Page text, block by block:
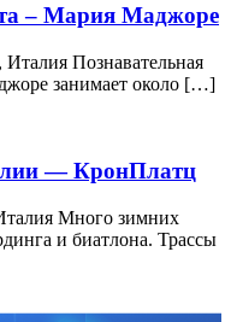
– Мария Маджоре
Познавательная
занимает около […]
— КронПлатц
Много зимних
и биатлона. Трассы